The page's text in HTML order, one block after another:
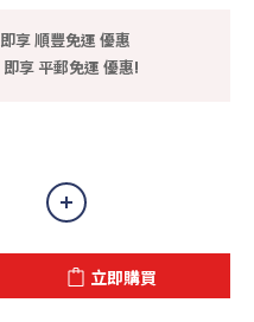
享 順豐免運 優惠
享 平郵免運 優惠!
立即購買